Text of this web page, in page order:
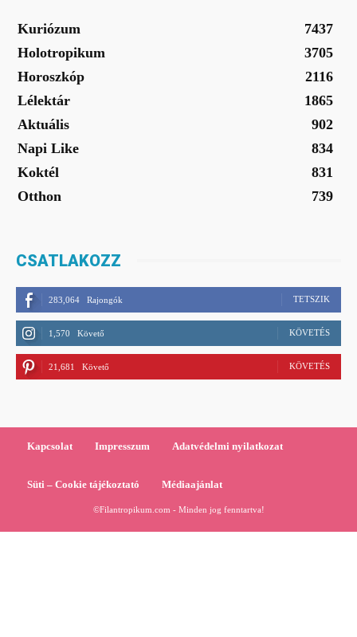
Kuriózum
7437
Holotropikum
3705
Horoszkóp
2116
Lélektár
1865
Aktuális
902
Napi Like
834
Koktél
831
Otthon
739
CSATLAKOZZ
283,064 Rajongók TETSZIK
1,570 Követő KÖVETÉS
21,681 Követő KÖVETÉS
Kapcsolat Impresszum Adatvédelmi nyilatkozat
Süti – Cookie tájékoztató Médiaajánlat
©Filantropikum.com - Minden jog fenntartva!